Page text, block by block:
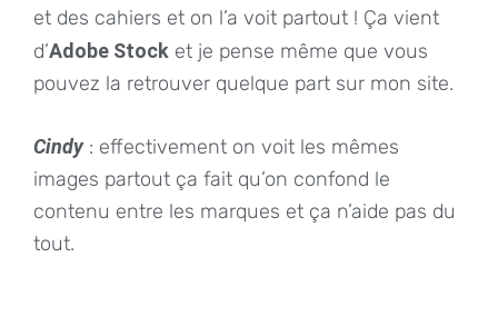
et des cahiers et on l’a voit partout ! Ça vient
d’Adobe Stock et je pense même que vous
pouvez la retrouver quelque part sur mon site.
Cindy: effectivement on voit les mêmes
images partout ça fait qu’on confond le
contenu entre les marques et ça n’aide pas du
tout.